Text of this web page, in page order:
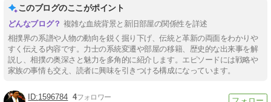
このブログのここがポイント
複雑な血統背景と新旧部屋の関係性を詳述
相撲界の系譜や人物の動向を鋭く掘り下げ、伝統と革新の両面をわかりや
すく伝える内容です。力士の系統変遷や部屋の移籍、歴史的な出来事を解
説し、相撲の奥深さと魅力を多角的に紹介します。エピソードには戦略や
家族の事情も交え、読者に興味を引きつける構成になっています。
1596784 4